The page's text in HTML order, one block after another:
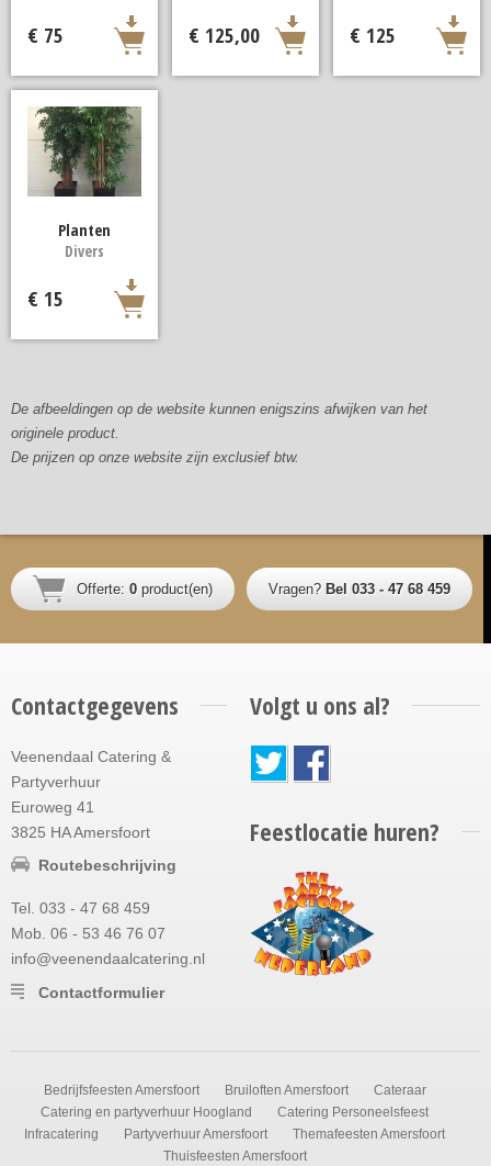
€ 75 € 125,00 € 125
Planten
Divers
€ 15
De afbeeldingen op de website kunnen enigszins afwijken van het
originele product.
De prijzen op onze website zijn exclusief btw.
Offerte: 0 product(en) Vragen? Bel 033 - 47 68 459
Contactgegevens
Veenendaal Catering &
Partyverhuur
Euroweg 41
3825 HA Amersfoort
Routebeschrijving
Tel. 033 - 47 68 459
Mob. 06 - 53 46 76 07
info@veenendaalcatering.nl
Contactformulier
Volgt u ons al?
Feestlocatie huren?
Bedrijfsfeesten Amersfoort Bruiloften Amersfoort
Cateraar
Catering en partyverhuur Hoogland
Catering Personeelsfeest
Infracatering
Partyverhuur Amersfoort
Themafeesten Amersfoort
Thuisfeesten Amersfoort